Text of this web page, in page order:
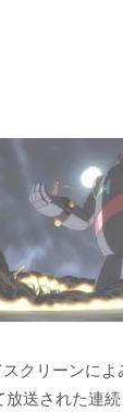
クリーンによ
送された連